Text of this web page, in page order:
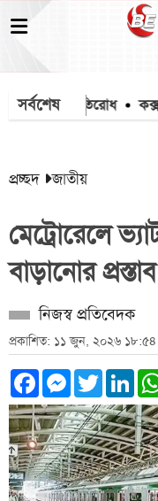
সর্বশেষপ্রতিরোধ
প্রচ্ছদ জাতীয়
মেট্রোরেলে
বাড়ানোর প্রস্তাব
নিজস্ব প্রতিবেদক
প্রকাশিত: ১১ জুন, ২০২৬ ১৮:৫৪
Facebook
Messenger
Twitter